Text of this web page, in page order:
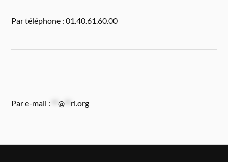
Par téléphone : 01.40.61.60.00
Par e-mail : **@ ri.org